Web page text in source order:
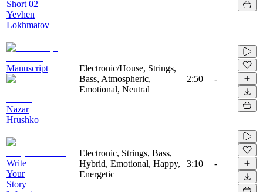
Short 02
Yevhen
Lokhmatov
Manuscript
Nazar
Hrushko
Electronic/House, Strings,
Bass, Atmospheric,
Emotional, Neutral
2:50 -
Write
Your
Story
Electronic, Strings, Bass,
Hybrid, Emotional, Happy,
Energetic
3:10 -